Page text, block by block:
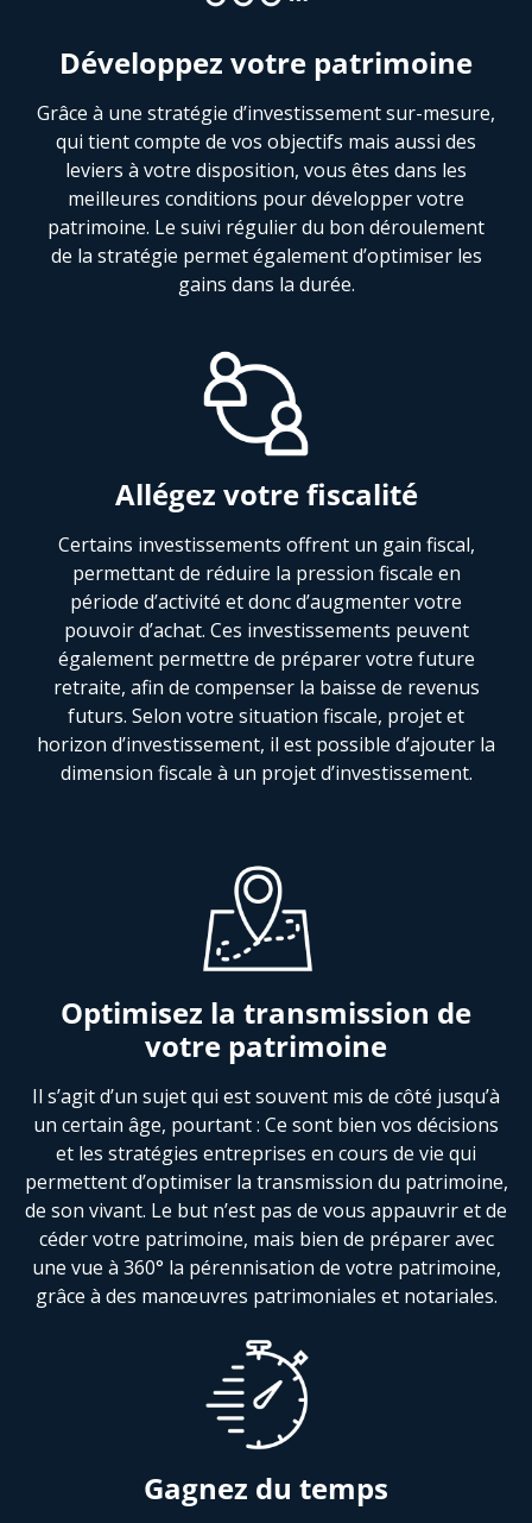
Développez votre patrimoine
Grâce à une stratégie d’investissement sur-mesure,
qui tient compte de vos objectifs mais aussi des
leviers à votre disposition, vous êtes dans les
meilleures conditions pour développer votre
patrimoine. Le suivi régulier du bon déroulement
de la stratégie permet également d’optimiser les
gains dans la durée.
Allégez votre fiscalité
Certains investissements offrent un gain fiscal,
permettant de réduire la pression fiscale en
période d’activité et donc d’augmenter votre
pouvoir d’achat. Ces investissements peuvent
également permettre de préparer votre future
retraite, afin de compenser la baisse de revenus
futurs. Selon votre situation fiscale, projet et
horizon d’investissement, il est possible d’ajouter la
dimension fiscale à un projet d’investissement.
Optimisez la transmission de
votre patrimoine
Il s’agit d’un sujet qui est souvent mis de côté jusqu’à
un certain âge, pourtant : Ce sont bien vos décisions
et les stratégies entreprises en cours de vie qui
permettent d’optimiser la transmission du patrimoine,
de son vivant. Le but n’est pas de vous appauvrir et de
céder votre patrimoine, mais bien de préparer avec
une vue à 360° la pérennisation de votre patrimoine,
grâce à des manœuvres patrimoniales et notariales.
Gagnez du temps